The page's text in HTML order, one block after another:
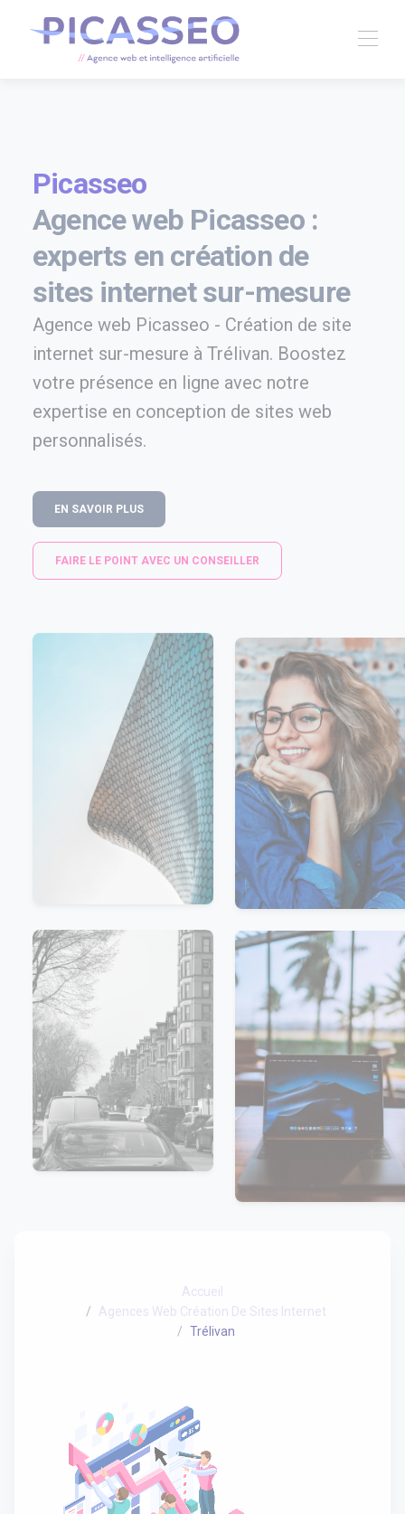
Picasseo
Agence web Picasseo :
experts en création de
sites internet sur-mesure
Agence web Picasseo - Création de site
internet sur-mesure à Trélivan. Boostez
votre présence en ligne avec notre
expertise en conception de sites web
personnalisés.
EN SAVOIR PLUS
FAIRE LE POINT AVEC UN CONSEILLER
Accueil
Agences Web Création De Sites Internet
Trélivan